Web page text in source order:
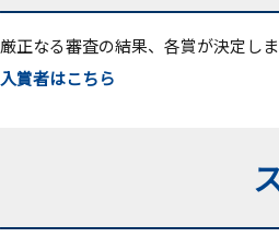
厳正なる審査の結果、各賞が決定し
入賞者はこちら